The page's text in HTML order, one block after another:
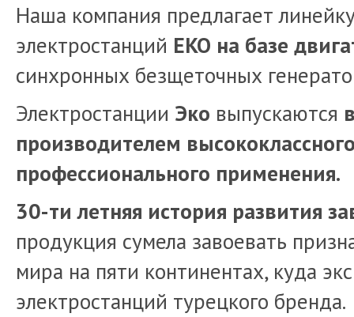
Наша компания предлагает
электростанций EKO на базе
синхронных безщеточных
Электростанции Эко выпускаются
производителем
профессионального применения.
30-ти летняя история развития
продукция сумела завоевать
мира на пяти континентах, куда
электростанций турецкого бренда.